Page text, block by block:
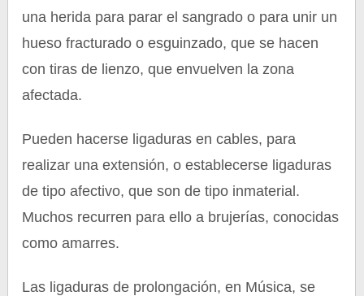
una herida para parar el sangrado o para unir un
hueso fracturado o esguinzado, que se hacen
con tiras de lienzo, que envuelven la zona
afectada.
Pueden hacerse ligaduras en cables, para
realizar una extensión, o establecerse ligaduras
de tipo afectivo, que son de tipo inmaterial.
Muchos recurren para ello a brujerías, conocidas
como amarres.
Las ligaduras de prolongación, en Música, se